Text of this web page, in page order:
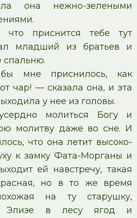
она нежно-зелеными
приснится тебе тут
младший из братьев и
спальню.
мне приснилось, как
чар! — сказала она, и эта
у нее из головы.
молиться Богу и
молитву даже во сне. И
что она летит высоко-
к замку Фата-Морганы и
ей навстречу, такая
но в то же время
на ту старушку,
Элизе в лесу ягод и